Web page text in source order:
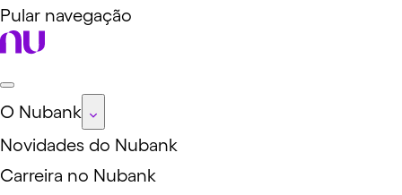
Pular navegação
O Nubank
Novidades do Nubank
Carreira no Nubank